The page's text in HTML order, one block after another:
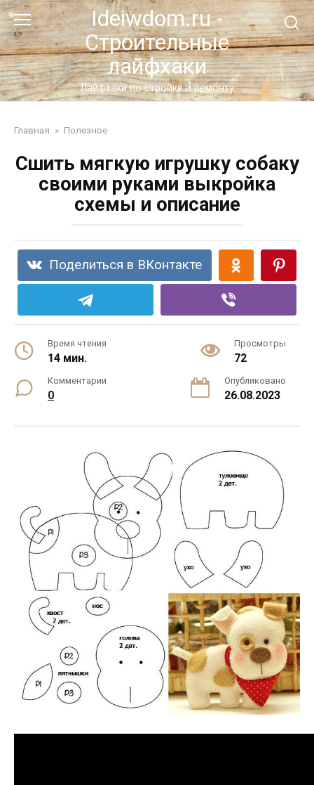
Перейти
к
контенту
Ideiwdom.ru -
Строительные
лайфхаки
Лайфхаки по стройке и ремонту
Главная » Полезное
Сшить мягкую игрушку собаку
своими руками выкройка
схемы и описание
Поделиться в ВКонтакте
Время чтения
14 мин.
Просмотры
72
Комментарии
0
Опубликовано
26.08.2023